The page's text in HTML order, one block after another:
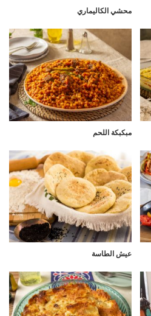
محشي الكاليماري
مبكبكة اللحم
عيش الطاسة